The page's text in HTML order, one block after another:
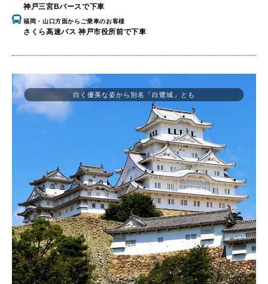
神戸三宮Bバースで下車
福岡・山口方面からご乗車のお客様
さくら高速バス 神戸市役所前で下車
白く優美な姿から別名「白鷺城」とも